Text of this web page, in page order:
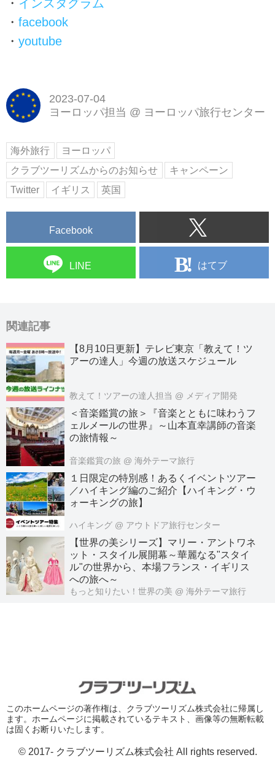
・ インスタグラム
・ facebook
・ youtube
2023-07-04
ヨーロッパ担当 @ ヨーロッパ旅行センター
海外旅行
ヨーロッパ
クラブツーリズムからのお知らせ
キャンペーン
Twitter
イギリス 英国
Facebook
LINE はてブ
関連記事
【8月10日更新】テレビ東京「教えて！ツ
アーの達人」今週の放送スケジュール
教えて！ツアーの達人担当 @ メディア開発
＜音楽鑑賞の旅＞『音楽とともに味わうフ
ェルメールの世界』～山本直幸講師の音楽
の旅情報～
音楽鑑賞の旅 @ 海外テーマ旅行
１日限定の特別感！あるくイベントツアー
／ハイキング編のご紹介【ハイキング・ウ
ォーキングの旅】
ハイキング @ アウトドア旅行センター
【世界の美シリーズ】マリー・アントワネ
ット・スタイル展開幕～華麗なる"スタイ
ル"の世界から、本場フランス・イギリス
への旅へ～
もっと知りたい！世界の美 @ 海外テーマ旅行
このホームページの著作権は、クラブツーリズム株式会社に帰属し
ます。ホームページに掲載されているテキスト、画像等の無断転載
は固くお断りいたします。
© 2017- クラブツーリズム株式会社 All rights reserved.